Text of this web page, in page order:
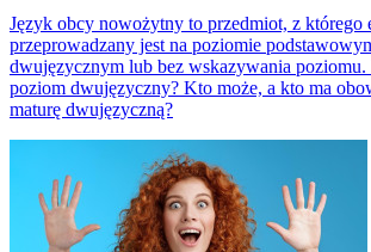
Język obcy nowożytny to przedmiot, z którego
przeprowadzany jest na poziomie
dwujęzycznym lub bez wskazywania
poziom dwujęzyczny? Kto może, a kto ma
maturę dwujęzyczną?